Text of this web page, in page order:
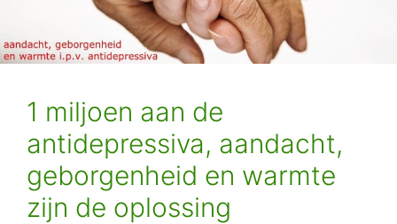
1 miljoen aan de
antidepressiva, aandacht,
geborgenheid en warmte
zijn de oplossing